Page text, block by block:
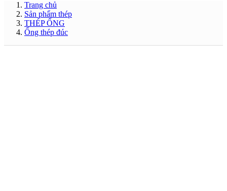
Trang chủ
Sản phẩm thép
THÉP ỐNG
Ống thép đúc